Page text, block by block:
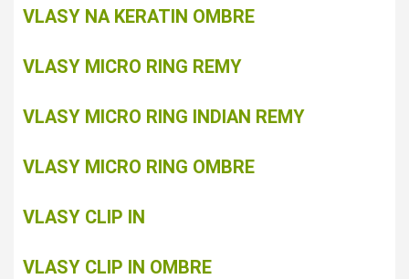
VLASY NA KERATIN OMBRE
VLASY MICRO RING REMY
VLASY MICRO RING INDIAN REMY
VLASY MICRO RING OMBRE
VLASY CLIP IN
VLASY CLIP IN OMBRE